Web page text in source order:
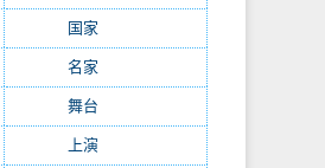
国家
名家
舞台
上演